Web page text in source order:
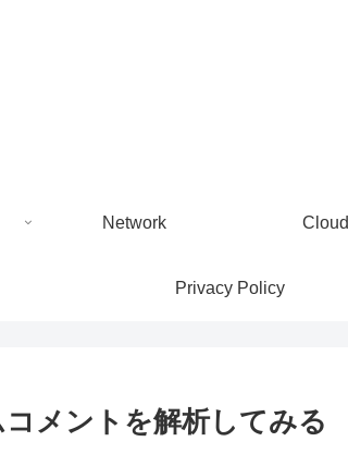
Network Cloud
Privacy Policy
メントを解析してみる